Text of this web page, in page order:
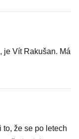
je Vít Rakušan. Má
to, že se po letech